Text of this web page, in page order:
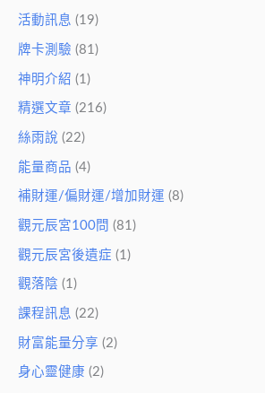
活動訊息 (19)
牌卡測驗 (81)
神明介紹 (1)
精選文章 (216)
絲雨說 (22)
能量商品 (4)
補財運/偏財運/增加財運 (8)
觀元辰宮100問 (81)
觀元辰宮後遺症 (1)
觀落陰 (1)
課程訊息 (22)
財富能量分享 (2)
身心靈健康 (2)